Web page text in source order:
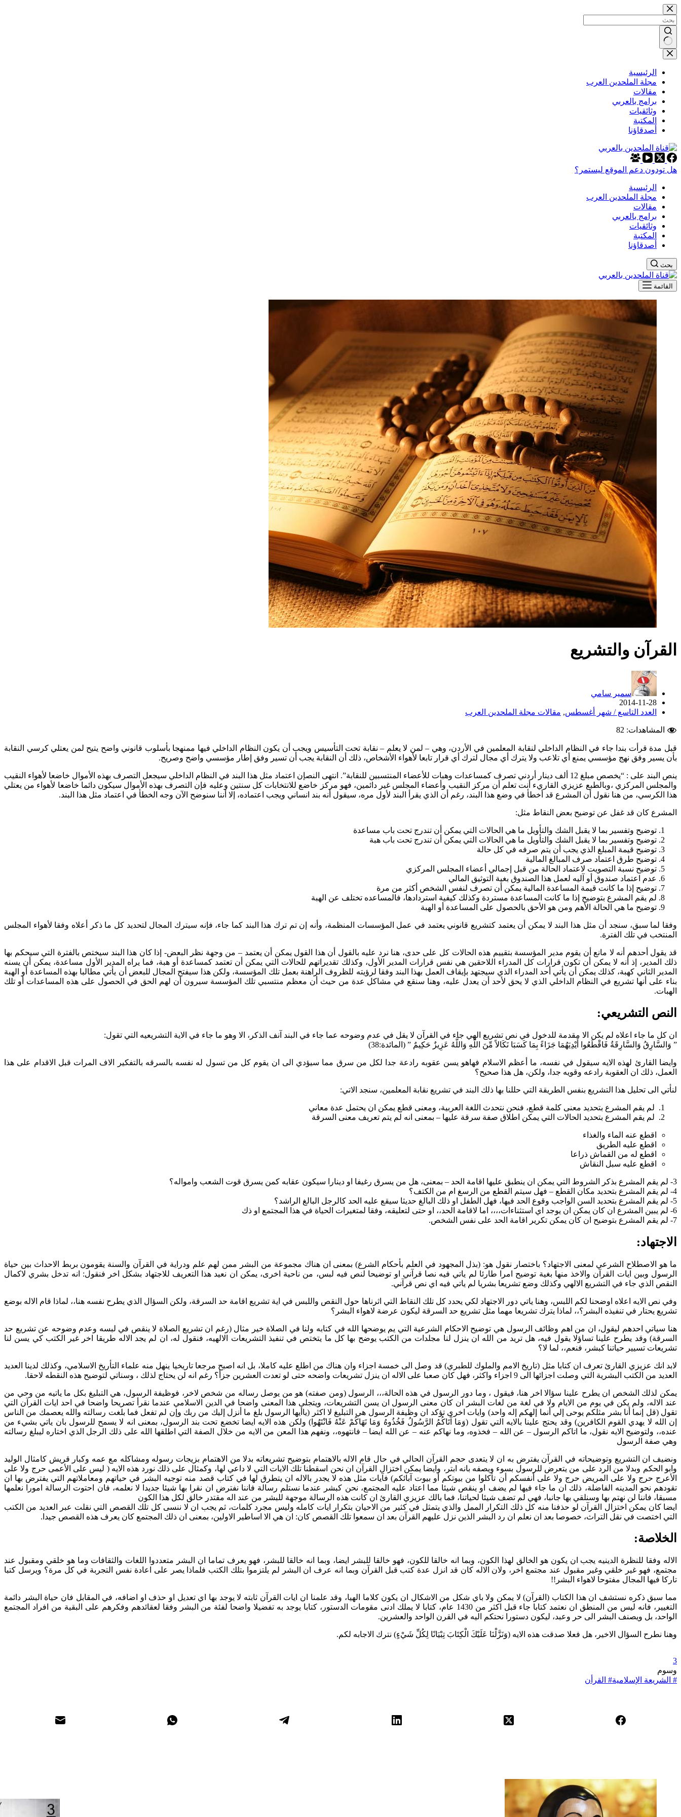
التجاوز
إلى
المحتوى
لا
نتائج
الرئيسية
مجلة الملحدين العرب
مقالات
برامج بالعربي
وثائقيات
المكتبة
أصدقاؤنا
هل تودون دعم الموقع ليستمر؟
الرئيسية
مجلة الملحدين العرب
مقالات
برامج بالعربي
وثائقيات
المكتبة
أصدقاؤنا
بحث
القائمة
القرآن والتشريع
سمير سامي
2014-11-28
العدد التاسع / شهر أغسطس, مقالات مجلة الملحدين العرب
المشاهدات: 82
قبل مدة قرأت بندا جاء في النظام الداخلي لنقابة المعلمين في الأردن، وهي – لمن لا يعلم – نقابة تحت التأسيس ويجب أن يكون النظام الداخلي فيها ممنهجا بأسلوب قانوني واضح يتيح لمن يعتلي كرسي النقابة
بأن يسير وفق نهج مؤسسي يمنع أي تلاعب ولا يترك أي مجال لترك أي قرار تابعا لأهواء الأشخاص، ذلك أن النقابة يجب أن تسير وفق إطار مؤسسي واضح وصريح.
ينص البند على : “يخصص مبلغ 12 ألف دينار أردني تصرف كمساعدات وهبات للأعضاء المنتسبين للنقابة”. انتهى النصإن اعتماد مثل هذا البند في النظام الداخلي سيجعل التصرف بهذه الأموال خاضعا لأهواء النقيب
والمجلس المركزي ،وبالطبع عزيزي القاريء أنت تعلم أن مركز النقيب وأعضاء المجلس غير دائمين، فهو مركز خاضع للانتخابات كل سنتين وعليه فإن التصرف بهذه الأموال سيكون دائما خاضعا لأهواء من يعتلي
هذا الكرسي، من هنا نقول أن المشرع قد أخطأ في وضع هذا البند، رغم أن الذي يقرأ البند لأول مره، سيقول أنه بند انساني ويجب اعتماده، إلا أننا سنوضح الآن وجه الخطأ في اعتماد مثل هذا البند.
المشرع كان قد غفل عن توضيح بعض النقاط مثل:
توضيح وتفسير بما لا يقبل الشك والتأويل ما هي الحالات التي يمكن أن تندرج تحت باب مساعدة
توضيح وتفسير بما لا يقبل الشك والتأويل ما هي الحالات التي يمكن أن تندرج تحت باب هبة
توضيح قيمة المبلغ الذي يجب أن يتم صرفه في كل حالة
توضيح طرق اعتماد صرف المبالغ المالية
توضيح نسبة التصويت لاعتماد الحالة من قبل إجمالي أعضاء المجلس المركزي
عدم اعتماد صندوق أو آليه لعمل هذا الصندوق بغية التوثيق المالي
توضيح إذا ما كانت قيمة المساعدة المالية يمكن أن تصرف لنفس الشخص أكثر من مرة
لم يقم المشرع بتوضيح إذا ما كانت المساعدة مستردة وكذلك كيفية استردادها، فالمساعده تختلف عن الهبة
توضيح ما هي الحالة الأهم ومن هو الأحق بالحصول على المساعدة أو الهبة
وفقا لما سبق، سنجد أن مثل هذا البند لا يمكن أن يعتمد كتشريع قانوني يعتمد في عمل المؤسسات المنظمة، وأنه إن تم ترك هذا البند كما جاء، فإنه سيترك المجال لتحديد كل ما ذكر أعلاه وفقا لأهواء المجلس
المنتخب في تلك الفترة.
قد يقول أحدهم أنه لا مانع أن يقوم مدير المؤسسة بتقييم هذه الحالات كل على حدى، هنا نرد عليه بالقول أن هذا القول يمكن أن يعتمد – من وجهة نظر البعض- إذا كان هذا البند سيختص بالفترة التي سيحكم بها
ذلك المدير، إذ أنه لا يمكن أن تكون قرارات كل المدراء اللاحقين هي نفس قرارات المدير الأول، وكذلك تقديراتهم للحالات التي يمكن أن تعتمد كمساعدة أو هبة، فما يراه المدير الأول مساعدة، يمكن أن يسنه
المدير الثاني كهبة، كذلك يمكن أن يأتي أحد المدراء الذي سيجتهد بإيقاف العمل بهذا البند وفقا لرؤيته للظروف الراهنة بعمل تلك المؤسسة، ولكن هذا سيفتح المجال للبعض أن يأتي مطالبا بهذه المساعدة أو الهبة
بناء على أنها تشريع في النظام الداخلي الذي لا يحق لأحد أن يعدل عليه، وهنا سنقع في مشاكل عدة من حيث أن معظم منتسبي تلك المؤسسة سيرون أن لهم الحق في الحصول على هذه المساعدات أو تلك
الهبات.
النص التشريعي:
ان كل ما جاء اعلاه لم يكن الا مقدمة للدخول في نص تشريع الهي جاء في القرآن لا يقل في عدم وضوحه عما جاء في البند آنف الذكر، الا وهو ما جاء في الاية التشريعيه التي تقول:
” وَالسَّارِقُ وَالسَّارِقَةُ فَاقْطَعُوا أَيْدِيَهُمَا جَزَاءً بِمَا كَسَبَا نَكَالاً مِّنَ اللَّهِ وَاللَّهُ عَزِيزٌ حَكِيمٌ ” (المائدة:38)
وايضا القارئ لهذه الايه سيقول في نفسه، ما أعظم الاسلام فهاهو يسن عقوبه رادعة جدا لكل من سرق مما سيؤدي الى ان يقوم كل من تسول له نفسه بالسرقه بالتفكير الاف المرات قبل الاقدام على هذا
العمل، ذلك ان العقوبة رادعه وقويه جدا، ولكن، هل هذا صحيح؟
لنأتي الى تحليل هذا التشريع بنفس الطريقة التي حللنا بها ذلك البند في تشريع نقابة المعلمين، سنجد الاتي:
لم يقم المشرع بتحديد معنى كلمة قطع، فنحن نتحدث اللغة العربية، ومعنى قطع يمكن ان يحتمل عدة معاني
لم يقم المشرع بتحديد الحالات التي يمكن اطلاق صفة سرقة عليها – بمعنى انه لم يتم تعريف معنى السرقة
اقطع عنه الماء والغذاء
اقطع عليه الطريق
اقطع له من القماش ذراعا
اقطع عليه سبل النقاش
3- لم يقم المشرع بذكر الشروط التي يمكن ان ينطبق عليها اقامة الحد – بمعنى، هل من يسرق رغيفا او دينارا سيكون عقابه كمن يسرق قوت الشعب وامواله؟
4- لم يقم المشرع بتحديد مكان القطع – فهل سيتم القطع من الرسغ ام من الكتف؟
5- لم يقم المشرع بتحديد السن الواجب وقوع الحد فيها، فهل الطفل او ذلك البالغ حديثا سيقع عليه الحد كالرجل البالغ الراشد؟
6- لم يبين المشرع ان كان يمكن ان يوجد اي استثناءات،،،، اما لاقامة الحد،، او حتى لتعليقه، وفقا لمتغيرات الحياة في هذا المجتمع او ذك
7- لم يقم المشرع بتوضيح ان كان يمكن تكرير اقامة الحد على نفس الشخص.
الاجتهاد:
ما هو الاصطلاح الشرعي لمعنى الاجتهاد؟ باختصار نقول هو: (بذل المجهود في العلم بأحكام الشرع) بمعنى ان هناك مجموعة من البشر ممن لهم علم ودراية في القرآن والسنة يقومون بربط الاحداث بين حياة
الرسول وبين ايات القرآن والاخذ منها بغية توضيح امرا طارئا لم ياتي فيه نصا قرآني او توضيحا لنص فيه لبس، من ناحية اخرى، يمكن ان نعيد هذا التعريف للاجتهاد بشكل اخر فنقول: انه تدخل بشري لاكمال
النقص الذي جاء في التشريع الالهي وكذلك وضع تشريعا بشريا لم ياتي فيه اي نص قرآني.
وفي نص الايه اعلاه اوضحنا لكم اللبس، وهنا ياتي دور الاجتهاد لكي يحدد كل تلك النقاط التي اثرناها حول النقص واللبس في اية تشريع اقامة حد السرقة، ولكن السؤال الذي يطرح نفسه هنا،، لماذا قام الاله بوضع
تشريع يحتار في تنفيذه البشر؟،، لماذا يترك تشريعا مهما مثل تشريع حد السرقة ليكون عرضة لاهواء البشر؟
هنا سياتي احدهم ليقول، ان من اهم وظائف الرسول هي توضيح الاحكام الشرعية التي يم يوضحها الله في كتابه ولنا في الصلاة خير مثال (رغم ان تشريع الصلاة لا ينقص في لبسه وعدم وضوحه عن تشريع حد
السرقة) وقد يطرح علينا تساؤلا يقول فيه، هل تريد من الله ان ينزل لنا مجلدات من الكتب يوضح بها كل ما يتختص في تنفيذ التشريعات الالهيه، فنقول له، ان لم يجد الاله طريقا اخر غير الكتب كي يسن لنا
تشريعات تسيير حياتنا كبشر، فنعم،، لما لا؟
لابد انك عزيزي القارئ تعرف ان كتابا مثل (تاريخ الامم والملوك للطبري) قد وصل الى خمسة اجزاء وان هناك من اطلع عليه كاملا، بل انه اصبح مرجعا تاريخيا ينهل منه علماء التأريخ الاسلامي، وكذلك لدينا العديد
العديد من الكتب البشرية التي وصلت اجزائها الى 9 اجزاء واكثر، فهل كان صعبا على الاله ان ينزل تشريعات واضحه حتى لو تعدت العشرين جزأ؟ رغم انه لن يحتاج لذلك ، وسناتي لتوضيح هذه النقطه لاحقا.
يمكن لذلك الشخص ان يطرح علينا سؤالا اخر هنا، فيقول ، وما دور الرسول في هذه الحالة،،، الرسول (ومن صفته) هو من يوصل رساله من شخص لاخر، فوظيفة الرسول، هي التبليغ بكل ما ياتيه من وحي من
عند الاله، ولم يكن في يوم من الايام ولا في لغة من لغات البشر ان كان معنى الرسول ان يسن التشريعات، ويتجلى هذا المعنى واضحا في الدين الاسلامي عندما نقرأ تصريحا واضحا في احد ايات القرآن التي
تقول (قل إنما أنا بشر مثلكم يوحى إلي أنما إلهكم إله واحد) وايات اخرى تؤكد ان وظيفة الرسول هي التبليغ لا اكثر (ياأيها الرسول بلغ ما أنزل إليك من ربك وإن لم تفعل فما بلغت رسالته والله يعصمك من الناس
إن الله لا يهدي القوم الكافرين) وقد يحتج علينا بالايه التي تقول (وَمَا آَتَاكُمُ الرَّسُولُ فَخُذُوهُ وَمَا نَهَاكُمْ عَنْهُ فَانْتَهُوا) ولكن هذه الايه ايضا تخضع تحت بند الرسول، بمعنى انه لا يسمح للرسول بان ياتي بشيء من
عنده،، ولتوضيح الايه نقول، ما اتاكم الرسول – عن الله – فخذوه، وما نهاكم عنه – عن الله ايضا – فانتهوه،، ونفهم هذا المعن من الايه من خلال الصفة التي اطلقها الله على ذلك الرجل الذي اختاره ليبلغ رسالته
وهي صفة الرسول
ونضيف ان التشريع وتوضيحاته في القرآن يفترض به ان لا يتعدى حجم القرآن الحالي في حال قام الاله بالاهتمام بتوضيح تشريعاته بدلا من الاهتمام بزيجات رسوله ومشاكله مع عمه وكبار قريش كامثال الوليد
وابو الحكم وبدلا من الرد على من يتعرض للرسول بسوء ويصفه بانه ابتر، وايضا يمكن اختزال القرآن ان نحن اسقطنا تلك الايات التي لا داعي لها، وكمثال على ذلك نورد هذه الايه ( ليس على الأعمى حرج ولا على
الأعرج حرج ولا على المريض حرج ولا على أنفسكم أن تأكلوا من بيوتكم أو بيوت آبائكم) فآيات مثل هذه لا يجدر بالاله ان يتطرق لها في كتاب قصد منه توجيه البشر في حياتهم ومعاملاتهم التي يفترض بها ان
تقودهم نحو المدينه الفاضلة، ذلك ان ما جاء فيها لم يضف او ينقص شيئا مما اعتاد عليه المجتمع، نحن كبشر عندما نستلم رسالة فاننا نفترض ان نقرا بها شيئا جديدا لا نعلمه، فان احتوت الرسالة امورا نعلمها
مسبقا، فاننا لن نهتم بها وسنلقي بها جانبا، فهي لم تضف شيئا لحياتنا، فما بالك عزيزي القارئ ان كانت هذه الرسالة موجهة للبشر من عند اله مقتدر خالق لكل هذا الكون
ايضا كان يمكن اختزال القرآن لو حذفنا منه كل ذلك التكرار الممل والذي يتمثل في كثير من الاحيان بتكرار ايات كامله وليس مجرد كلمات، ثم يجب ان لا ننسى كل تلك القصص التي نقلت عبر العديد من الكتب
التي اختصت في نقل التراث، خصوصا بعد ان نعلم ان رد البشر الذين نزل عليهم القرآن بعد ان سمعوا تلك القصص كان: ان هي الا اساطير الاولين، بمعنى ان ذلك المجتمع كان يعرف هذه القصص جيدا.
الخلاصة:
الاله وفقا للنظرة الدينيه يجب ان يكون هو الخالق لهذا الكون، وبما انه خالقا للكون، فهو خالقا للبشر ايضا، وبما انه خالقا للبشر، فهو يعرف تماما ان البشر متعددوا اللغات والثقافات وما هو خلقي ومقبول عند
مجتمع، فهو غير خلقي وغير مقبول عند مجتمع اخر، ولان الاله كان قد انزل عدة كتب قبل القرآن وبما انه عرف ان البشر لم يلتزموا بتلك الكتب فلماذا يصر على اعادة نفس التجربة في كل مرة؟ ويرسل كتبا
تاركا فيها المجال مفتوحا لاهواء البشر!!
مما سبق ذكره نستشف ان هذا الكتاب (القرآن) لا يمكن ولا باي شكل من الاشكال ان يكون كلاما الهيا، وقد علمنا ان ايات القرآن ثابته لا يوجد بها اي تعديل او حذف او اضافه، في المقابل فان حياة البشر دائمة
التغيير، فانه ليس من المنطق ان نعتمد كتابا جاء قبل اكثر من 1430 عام، كتابا لا يملك ادنى مقومات الدستور، كتابا يوجد به تفضيلا واضحا لفئة من البشر وفقا لعقائدهم وفكرهم على البقية من افراد المجتمع
الواحد، بل ويصنف البشر الى حر وعبد، ليكون دستورا نحتكم اليه في القرن الواحد والعشرين.
وهنا نطرح السؤال الاخير، هل فعلا صدقت هذه الايه (وَنَزَّلْنَا عَلَيْكَ الْكِتَابَ تِبْيَانًا لِكُلِّ شَيْءٍ) نترك الاجابه لكم.
3
وسوم
# الشريعة الإسلامية# القرأن